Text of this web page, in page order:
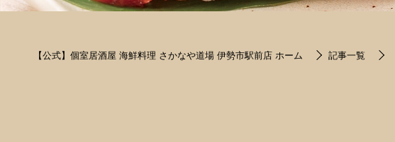
【公式】個室居酒屋 海鮮料理 さかなや道場 伊勢市駅前店 ホーム 記事一覧